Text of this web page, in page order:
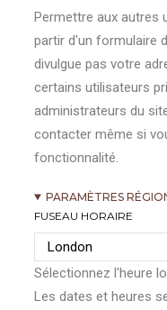
Permettre aux autres
partir d'un formulaire
divulgue pas votre
certains utilisateurs
administrateurs du
contacter même si
fonctionnalité.
PARAMÈTRES
FUSEAU HORAIRE
Sélectionnez l'heure
Les dates et heures